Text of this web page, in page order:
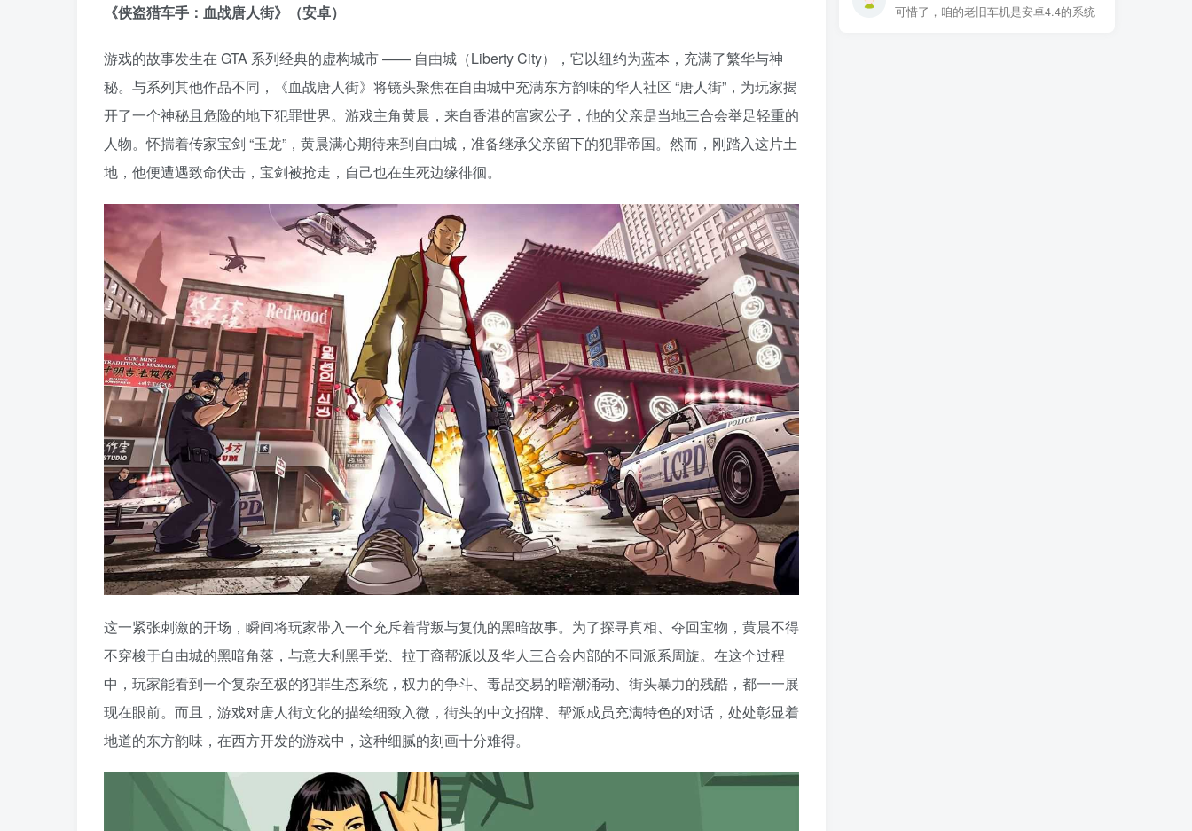
《侠盗猎车手：血战唐人街》（安卓）
游戏的故事发生在 GTA 系列经典的虚构城市 —— 自由城（Liberty City），它以纽约为蓝本，充满了繁华与神
秘。与系列其他作品不同，《血战唐人街》将镜头聚焦在自由城中充满东方韵味的华人社区 “唐人街”，为玩家揭
开了一个神秘且危险的地下犯罪世界。游戏主角黄晨，来自香港的富家公子，他的父亲是当地三合会举足轻重的
人物。怀揣着传家宝剑 “玉龙”，黄晨满心期待来到自由城，准备继承父亲留下的犯罪帝国。然而，刚踏入这片土
地，他便遭遇致命伏击，宝剑被抢走，自己也在生死边缘徘徊。
这一紧张刺激的开场，瞬间将玩家带入一个充斥着背叛与复仇的黑暗故事。为了探寻真相、夺回宝物，黄晨不得
不穿梭于自由城的黑暗角落，与意大利黑手党、拉丁裔帮派以及华人三合会内部的不同派系周旋。在这个过程
中，玩家能看到一个复杂至极的犯罪生态系统，权力的争斗、毒品交易的暗潮涌动、街头暴力的残酷，都一一展
现在眼前。而且，游戏对唐人街文化的描绘细致入微，街头的中文招牌、帮派成员充满特色的对话，处处彰显着
地道的东方韵味，在西方开发的游戏中，这种细腻的刻画十分难得。
可惜了，咱的老旧车机是安卓4.4的系统